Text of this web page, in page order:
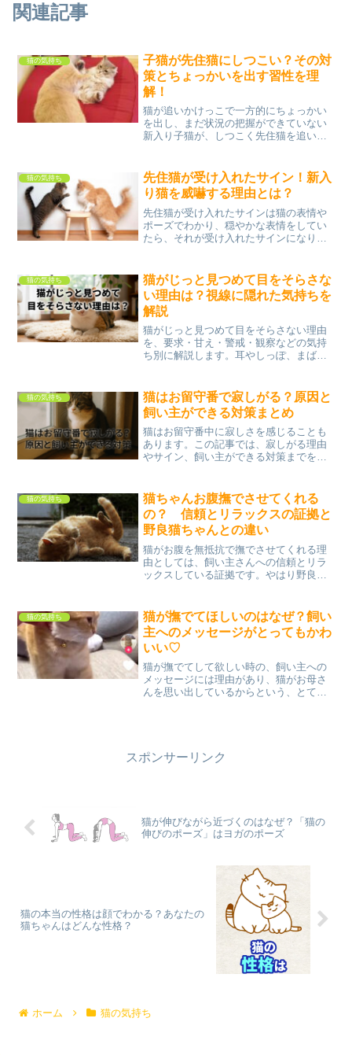
関連記事
猫の気持ち
子猫が先住猫にしつこい？その対
策とちょっかいを出す習性を理
解！
猫が追いかけっこで一方的にちょっかい
を出し、まだ状況の把握ができていない
新入り子猫が、しつこく先住猫を追いか
みました。多頭飼いをしている家では、
猫ちゃんの集団生活により...
猫の気持ち
先住猫が受け入れたサイン！新入
り猫を威嚇する理由とは？
先住猫が受け入れたサインは猫の表情や
ポーズでわかり、穏やかな表情をしてい
たら、それが受け入れたサインになり、
う。威嚇する理由はまだ信用されていな
かったり、気に入らない相...
猫の気持ち
猫がじっと見つめて目をそらさな
い理由は？視線に隠れた気持ちを
解説
猫がじっと見つめて目をそらさない理由
を、要求・甘え・警戒・観察などの気持
ち別に解説します。耳やしっぽ、まばた
介します。
猫の気持ち
猫はお留守番で寂しがる？原因と
飼い主ができる対策まとめ
猫はお留守番中に寂しさを感じることも
あります。この記事では、寂しがる理由
やサイン、飼い主ができる対策までを丁
猫の気持ち
猫ちゃんお腹撫でさせてくれる
の？ 信頼とリラックスの証拠と
野良猫ちゃんとの違い
猫がお腹を無抵抗で撫でさせてくれる理
由としては、飼い主さんへの信頼とリラ
ックスしている証拠です。やはり野良猫
ゃんでも撫でさせてくれる保護猫ちゃん
でも愛情持って育てると、...
猫の気持ち
猫が撫でてほしいのはなぜ？飼い
主へのメッセージがとってもかわ
いい♡
猫が撫でてして欲しい時の、飼い主への
メッセージには理由があり、猫がお母さ
んを思い出しているからという、とても
スポンサーリンク
猫が伸びながら近づくのはなぜ？「猫の
伸びのポーズ」はヨガのポーズ
猫の本当の性格は顔でわかる？あなたの
猫ちゃんはどんな性格？
ホーム 猫の気持ち